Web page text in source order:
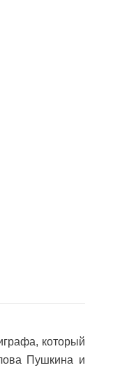
который
Пушкина и